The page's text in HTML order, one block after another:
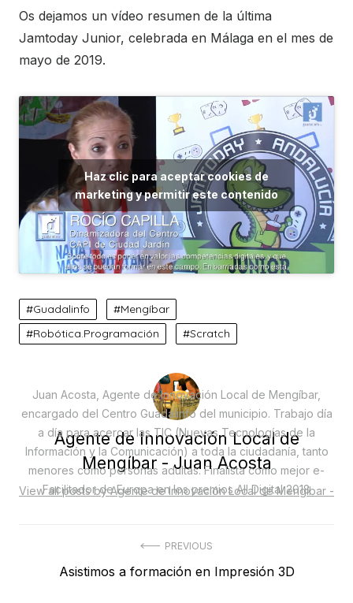
Os dejamos un vídeo resumen de la última
Jamtoday Junior, celebrada en Málaga en el mes de
mayo de 2019.
Haz clic para aceptar cookies de
marketing y permitir este contenido
Guadalinfo
Mengíbar
Robótica.Programación
Scratch
Agente de Innovación Local de
Mengíbar - Juan Acosta
View all posts by Agente de Innovación Local de Mengíbar -
Juan Acosta, Agente de Innovación Local de Mengíbar,
encargado del Centro Guadalinfo del municipio. Trabajo día
a día para acercar las TIC (Nuevas Tecnologías de la
Información y la Comunicación) a toda la ciudadanía, tanto
menores como personas adultas. Finalista como mejor e-
Facilitador de Europa en los premios All Digital 2018
PREVIOUS
Previous
Asistimos a formación en Impresión 3D